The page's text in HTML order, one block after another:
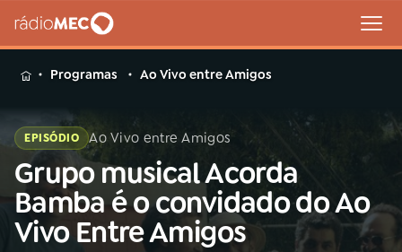
MENU
Buscar
na
Rádio
MEC
Buscar
Programas Ao Vivo entre Amigos
EPISÓDIO Ao Vivo entre Amigos
Grupo musical Acorda
Bamba é o convidado do Ao
Vivo Entre Amigos